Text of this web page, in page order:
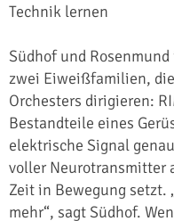
Technik lernen
Südhof und
zwei Eiweißfamilien,
Orchesters dirigieren:
Bestandteile eines
elektrische Signal
voller Neurotransmitter
Zeit in Bewegung setzt.
mehr“, sagt Südhof.